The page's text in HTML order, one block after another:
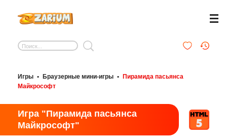
Игры • Браузерные мини-игры •
Пирамида пасьянса
Майкрософт
Игра "Пирамида пасьянса
Майкрософт"